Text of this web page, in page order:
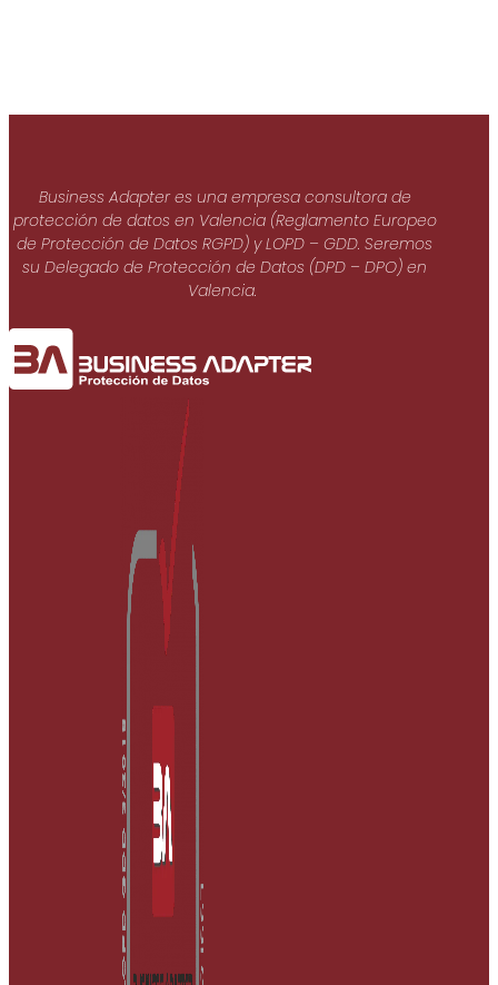
Business Adapter es una empresa consultora de
protección de datos en Valencia (Reglamento Europeo
de Protección de Datos RGPD) y LOPD – GDD. Seremos
su Delegado de Protección de Datos (DPD – DPO) en
Valencia.